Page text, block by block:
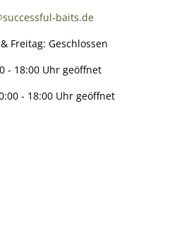
baits.de
Freitag: Geschlossen
- 18:00 Uhr geöffnet
- 18:00 Uhr geöffnet